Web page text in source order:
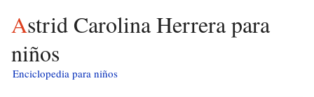
Astrid Carolina Herrera para
niños
Enciclopedia para niños